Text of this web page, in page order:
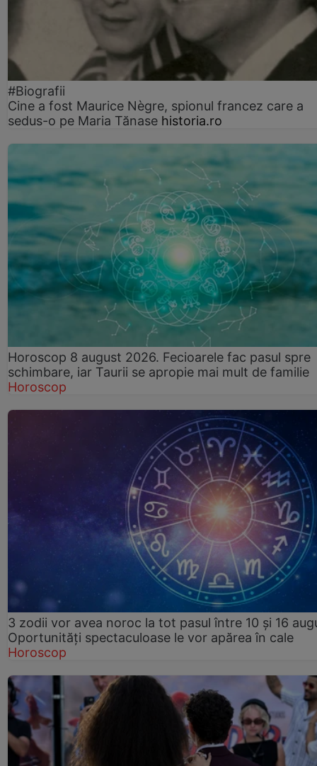
#Biografii
Cine a fost Maurice Nègre, spionul francez care a
sedus-o pe Maria Tănase historia.ro
Horoscop 8 august 2026. Fecioarele fac pasul spre
schimbare, iar Taurii se apropie mai mult de familie
Horoscop
3 zodii vor avea noroc la tot pasul între 10 și 16
Oportunități spectaculoase le vor apărea în cale
Horoscop